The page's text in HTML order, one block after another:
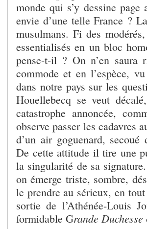
monde qui s’y dessine
envie d’une telle France ?
musulmans. Fi des
essentialisés en un bloc
pense-t-il ? On n’en
commode et en l’espèce,
dans notre pays sur les
Houellebecq se veut
catastrophe annoncée,
observe passer les cadavres
d’un air goguenard, secoué
De cette attitude il tire une
la singularité de sa
on émerge triste, sombre,
le prendre au sérieux, en
sortie de l’Athénée-Louis
formidable Grande Duchesse